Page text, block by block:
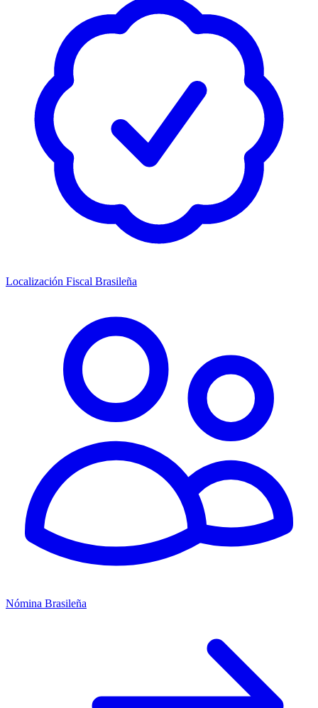
Localización Fiscal Brasileña
Nómina Brasileña